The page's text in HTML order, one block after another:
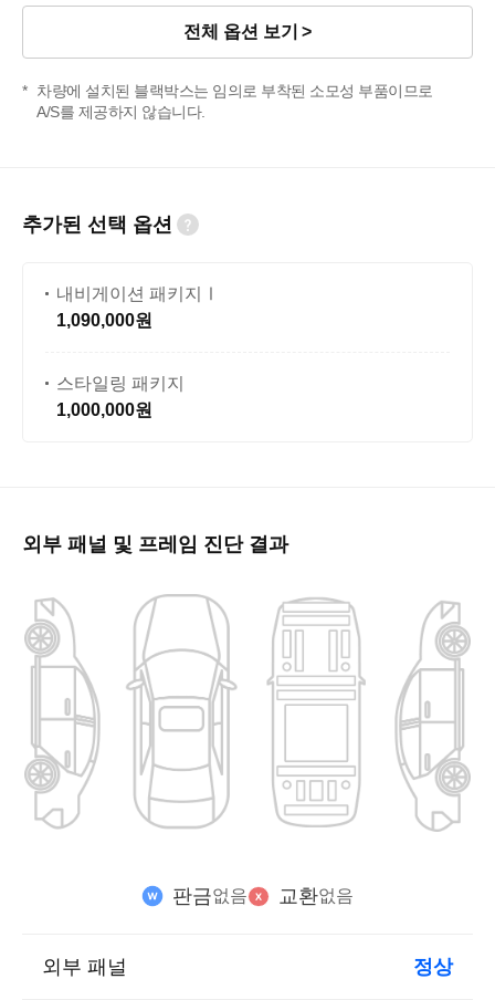
전체 옵션 보기
차량에 설치된 블랙박스는 임의로 부착된 소모성 부품이므로
A/S를 제공하지 않습니다.
추가된 선택 옵션
내비게이션 패키지Ⅰ
1,090,000원
스타일링 패키지
1,000,000원
외부 패널 및 프레임 진단 결과
판금없음 교환없음
외부 패널 정상